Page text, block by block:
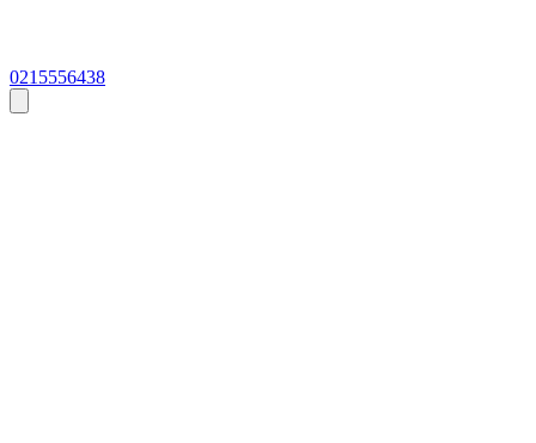
0215556438